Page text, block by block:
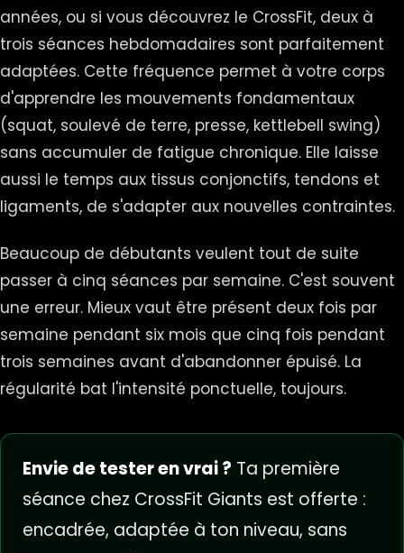
années, ou si vous découvrez le CrossFit, deux à
trois séances hebdomadaires sont parfaitement
adaptées. Cette fréquence permet à votre corps
d'apprendre les mouvements fondamentaux
(squat, soulevé de terre, presse, kettlebell swing)
sans accumuler de fatigue chronique. Elle laisse
aussi le temps aux tissus conjonctifs, tendons et
ligaments, de s'adapter aux nouvelles contraintes.
Beaucoup de débutants veulent tout de suite
passer à cinq séances par semaine. C'est souvent
une erreur. Mieux vaut être présent deux fois par
semaine pendant six mois que cinq fois pendant
trois semaines avant d'abandonner épuisé. La
régularité bat l'intensité ponctuelle, toujours.
Envie de tester en vrai ? Ta première
séance chez CrossFit Giants est offerte :
encadrée, adaptée à ton niveau, sans